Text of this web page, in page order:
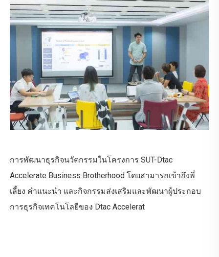
การพัฒนาธุรกิจนวัตกรรมในโครงการ SUT-Dtac
Accelerate Business Brotherhood โดยสามารถเข้าถึงพี่
เลี้ยง คำแนะนำ และกิจกรรมส่งเสริมและพัฒนาผู้ประกอบ
การธุรกิจเทคโนโลยีของ Dtac Accelerat